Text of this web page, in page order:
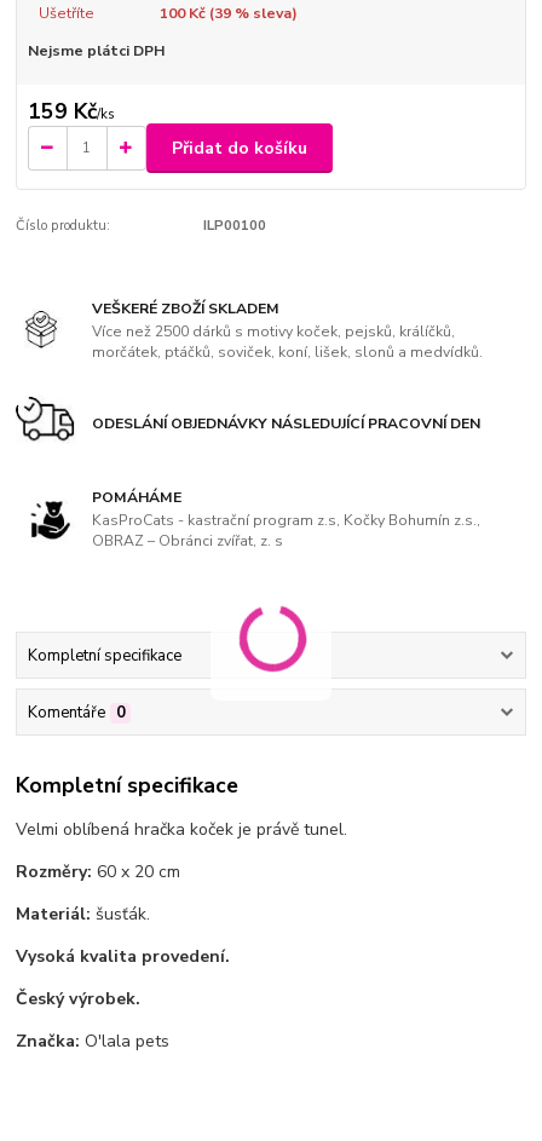
Ušetříte 100 Kč (39% sleva)
Nejsme plátci DPH
159 Kč/ks
Přidat do košíku
Číslo produktu: ILP00100
VEŠKERÉ ZBOŽÍ SKLADEM
Více než 2500 dárků s motivy koček, pejsků, králíčků,
morčátek, ptáčků, soviček, koní, lišek, slonů a medvídků.
ODESLÁNÍ OBJEDNÁVKY NÁSLEDUJÍCÍ PRACOVNÍ DEN
POMÁHÁME
KasProCats - kastrační program z.s, Kočky Bohumín z.s.,
OBRAZ – Obránci zvířat, z. s
Kompletní specifikace
Komentáře 0
Kompletní specifikace
Velmi oblíbená hračka koček je právě tunel.
Rozměry: 60 x 20 cm
Materiál: šusťák.
Vysoká kvalita provedení.
Český výrobek.
Značka: O'lala pets